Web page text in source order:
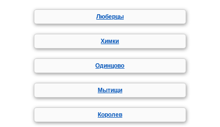
Люберцы
Химки
Одинцово
Мытищи
Королев